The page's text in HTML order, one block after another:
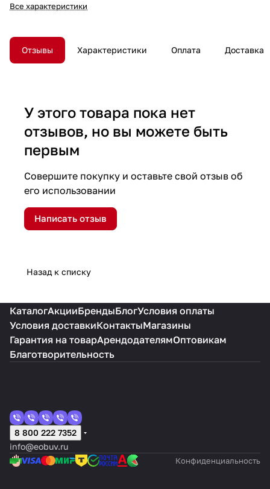
Все характеристики
Отзывы Характеристики Оплата Доставка
У этого товара пока нет
отзывов, но вы можете быть
первым
Совершите покупку и оставьте свой отзыв об
его использовании
Написать отзыв
Назад к списку
КаталогАкцииБрендыБлогУсловия оплаты
Условия доставкиКонтактыМагазины
Гарантия на товарАрендодателямОптовикам
Благотворительность
8 800 222 7352
info@eobuv.ru
Конфиденциальность